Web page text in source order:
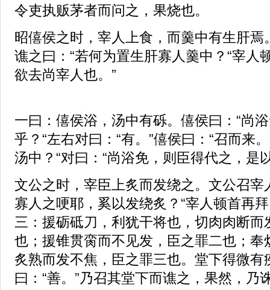
令吏执贩茅者而问之，果烧也。
昭僖侯之时，宰人上食，而羹中有生肝焉
谯之曰：“若何为置生肝寡人羹中？“宰人
欲去尚宰人也。”
一曰：僖侯浴，汤中有砾。僖侯曰：“尚
乎？“左右对曰：“有。”僖侯曰：“召而来
汤中？“对曰：“尚浴免，则臣得代之，是
文公之时，宰臣上炙而发绕之。文公召宰
寡人之哽耶，奚以发绕炙？“宰人顿首再
三：援砺砥刀，利犹干将也，切肉肉断而
也；援锥贯脔而不见发，臣之罪二也；奉
炙熟而发不焦，臣之罪三也。堂下得微有
曰：“善。”乃召其堂下而谯之，果然，乃